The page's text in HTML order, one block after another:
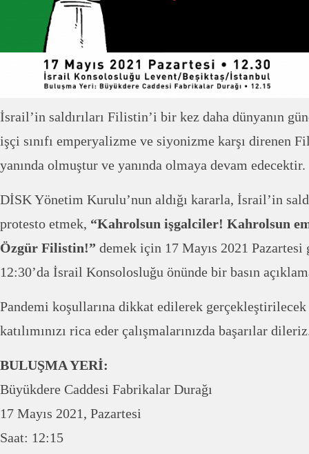
İsrail’in saldırıları Filistin’i bir kez daha dünyanın
işçi sınıfı emperyalizme ve siyonizme karşı direnen
yanında olmuştur ve yanında olmaya devam edecektir.
DİSK Yönetim Kurulu’nun aldığı kararla, İsrail’in
protesto etmek, “Kahrolsun işgalciler! Kahrolsun
Özgür Filistin!” demek için 17 Mayıs 2021 Pazartesi
12:30’da İsrail Konsolosluğu önünde bir basın
Pandemi koşullarına dikkat edilerek gerçekleştirilecek
katılımınızı rica eder çalışmalarınızda başarılar
BULUŞMA YERİ:
Büyükdere Caddesi Fabrikalar Durağı
17 Mayıs 2021, Pazartesi
Saat: 12:15